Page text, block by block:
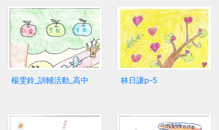
楊雯鈴_訓輔活動_高中 林日謙p-5